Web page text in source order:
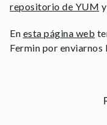
repositorio de YUM
En esta página web
Fermin por